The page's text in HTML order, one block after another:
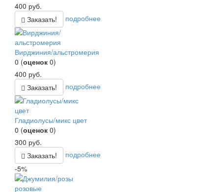
400 руб.
Заказать!
подробнее
Вирджиния/альстромерия
0 (оценок 0)
400 руб.
Заказать!
подробнее
Гладиолусы/микс цвет
0 (оценок 0)
300 руб.
Заказать!
подробнее
-5%